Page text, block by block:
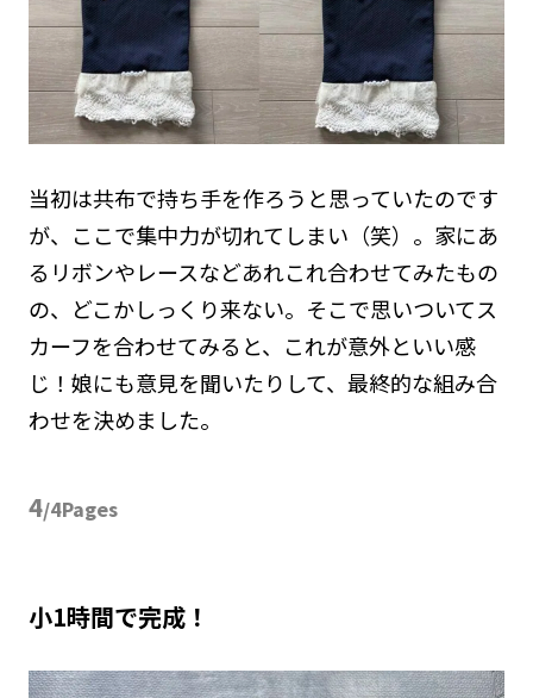
当初は共布で持ち手を作ろうと思っていたのです
が、ここで集中力が切れてしまい（笑）。家にあ
るリボンやレースなどあれこれ合わせてみたもの
の、どこかしっくり来ない。そこで思いついてス
カーフを合わせてみると、これが意外といい感
じ！娘にも意見を聞いたりして、最終的な組み合
わせを決めました。
4/4Pages
小1時間で完成！